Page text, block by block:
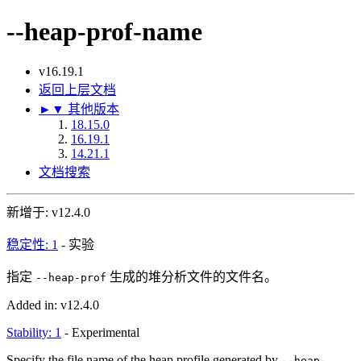
--heap-prof-name
v16.19.1
返回上层文档
► ▼ 其他版本
18.15.0
16.19.1
14.21.1
文档搜索
新增于: v12.4.0
稳定性: 1 - 实验
指定 --heap-prof 生成的堆分析文件的文件名。
Added in: v12.4.0
Stability: 1 - Experimental